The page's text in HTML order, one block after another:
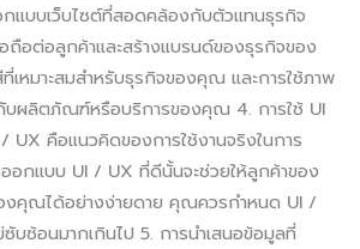
แบบเว็บไซต์ที่สอดคล้องกับตัวแทนธุรกิจ
ถือต่อลูกค้าและสร้างแบรนด์ของธุรกิจของ
มาะสมสำหรับธุรกิจของคุณ และการใช้ภาพ
ผลิตภัณฑ์หรือบริการของคุณ 4. การใช้ UI
คือแนวคิดของการใช้งานจริงในการ
อกแบบ UI / UX ที่ดีนั้นจะช่วยให้ลูกค้าของ
คุณได้อย่างง่ายดาย คุณควรกำหนด UI /
ซับซ้อนมากเกินไป 5. การนำเสนอข้อมูลที่